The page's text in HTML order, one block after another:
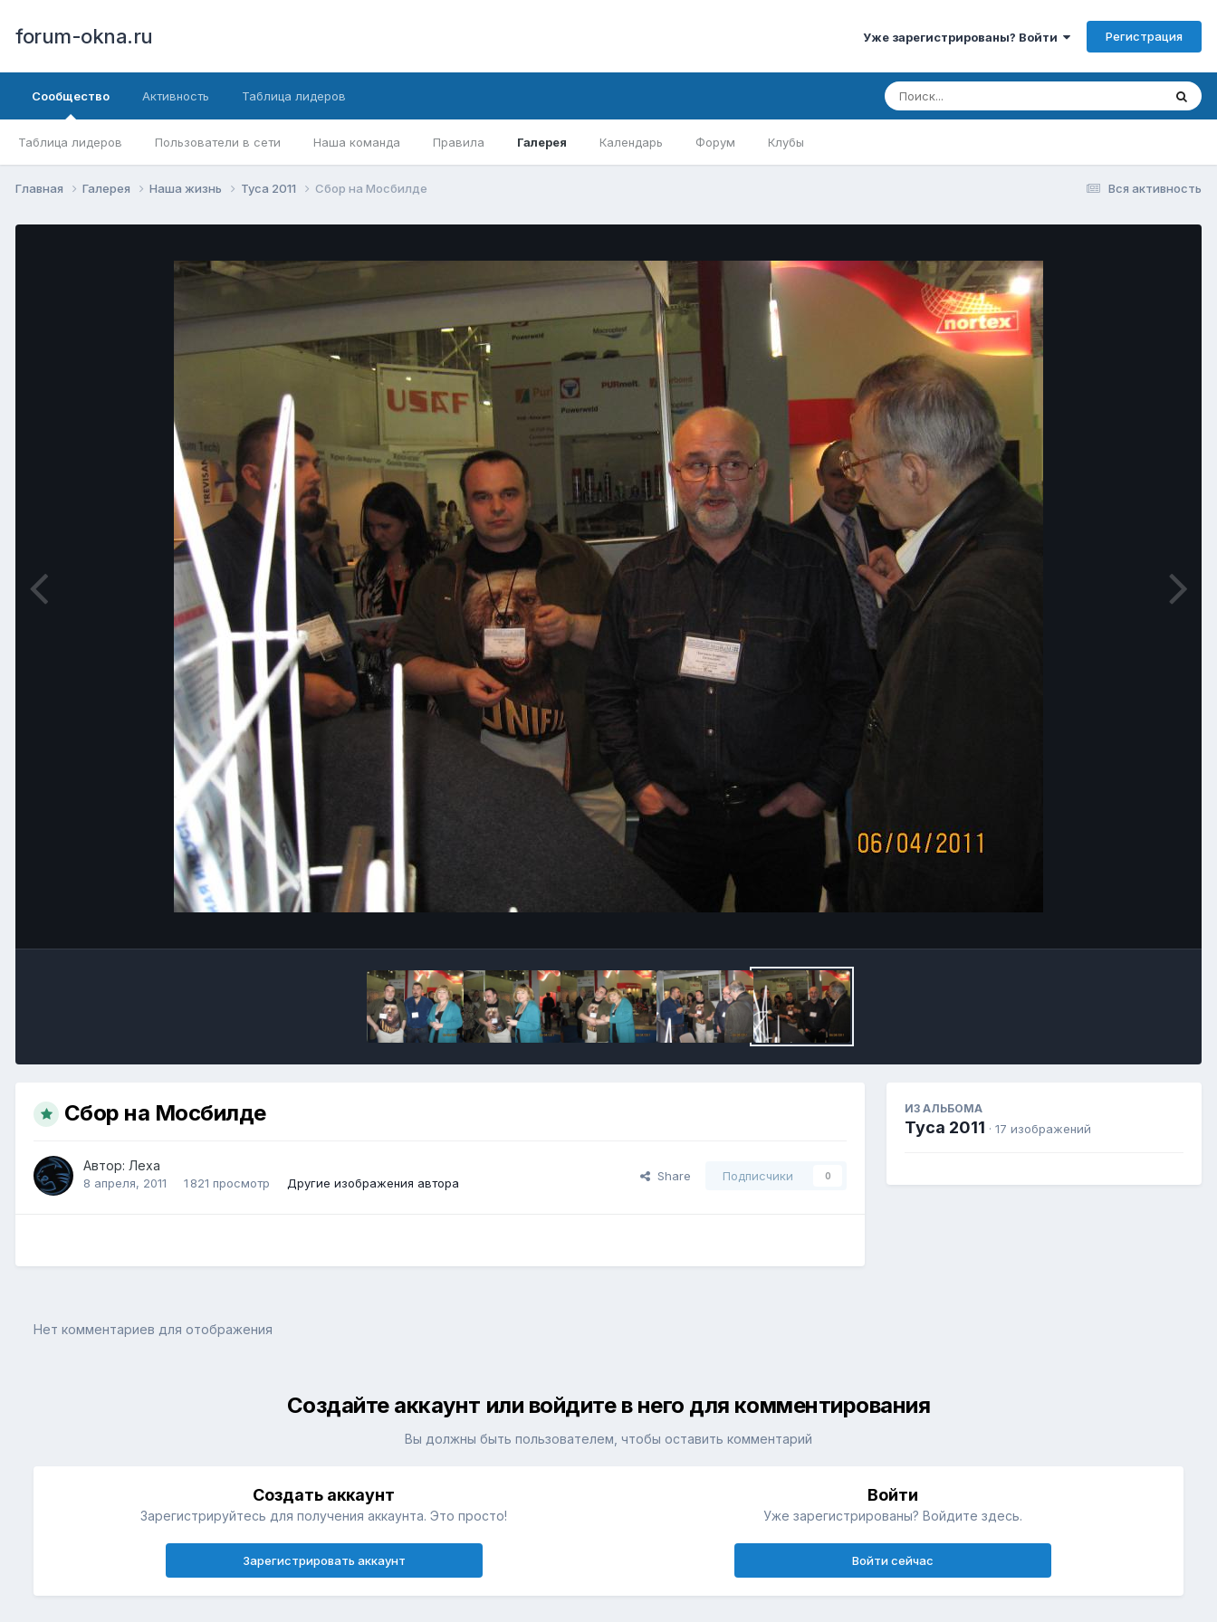
forum-okna.ru Уже зарегистрированы? Войти Регистрация
Сообщество
Таблица лидеров Пользователи в сети Наша команда Правила Галерея Календарь Форум Клубы
Активность Таблица лидеров
Вся активность
Главная Галерея Наша жизнь Туса 2011 Сбор на Мосбилде
Сбор на Мосбилде
Автор: Леха
8 апреля, 2011 1 821 просмотр Другие изображения автора
Share Подписчики 0
ИЗ АЛЬБОМА
Туса 2011 · 17 изображений
Нет комментариев для отображения
Создайте аккаунт или войдите в него для комментирования
Вы должны быть пользователем, чтобы оставить комментарий
Создать аккаунт
Зарегистрируйтесь для получения аккаунта. Это просто!
Зарегистрировать аккаунт
Войти
Уже зарегистрированы? Войдите здесь.
Войти сейчас